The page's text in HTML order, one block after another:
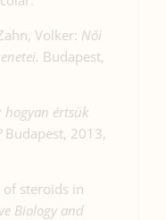
Volker: Női
Budapest,
hogyan értsük
Budapest, 2013,
of steroids in
Biology and